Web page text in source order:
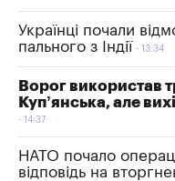
Українці почали
пального з Індії
13:34
Ворог використав
Куп’янська, але
14:37
НАТО почало
відповідь на